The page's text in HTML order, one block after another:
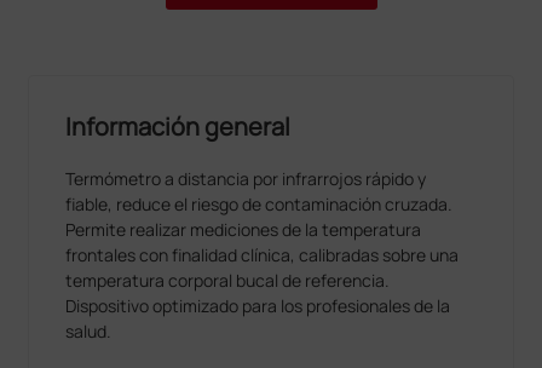
Información general
Termómetro a distancia por infrarrojos rápido y
fiable, reduce el riesgo de contaminación cruzada.
Permite realizar mediciones de la temperatura
frontales con finalidad clínica, calibradas sobre una
temperatura corporal bucal de referencia.
Dispositivo optimizado para los profesionales de la
salud.